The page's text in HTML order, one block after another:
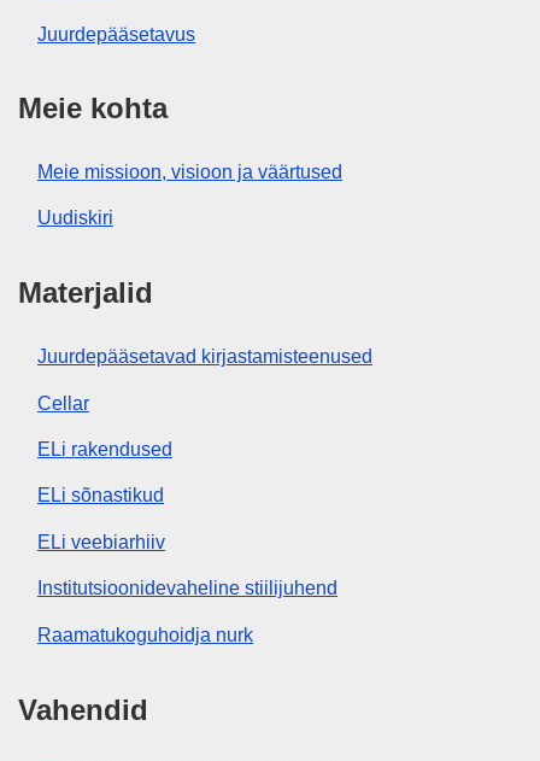
Juurdepääsetavus
Meie kohta
Meie missioon, visioon ja väärtused
Uudiskiri
Materjalid
Juurdepääsetavad kirjastamisteenused
Cellar
ELi rakendused
ELi sõnastikud
ELi veebiarhiiv
Institutsioonidevaheline stiilijuhend
Raamatukoguhoidja nurk
Vahendid